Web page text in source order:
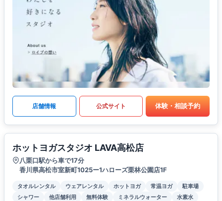
店舗情報 公式サイト 体験・相談予約
ホットヨガスタジオ LAVA高松店
八栗口駅から車で17分
香川県高松市室新町1025ー1ハローズ栗林公園店1F
タオルレンタル ウェアレンタル ホットヨガ 常温ヨガ
駐車場
シャワー
他店舗利用 無料体験 ミネラルウォーター 水素水